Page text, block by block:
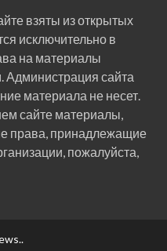
взяты из открытых
исключительно в
на материалы
Администрация сайта
материала не несет.
сайте материалы,
права, принадлежащие
пожалуйста,
.